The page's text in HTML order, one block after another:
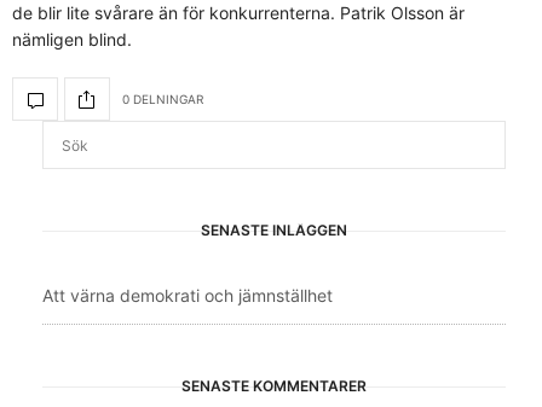
de blir lite svårare än för konkurrenterna. Patrik Olsson är
nämligen blind.
0 DELNINGAR
SENASTE INLÄGGEN
Att värna demokrati och jämnställhet
SENASTE KOMMENTARER